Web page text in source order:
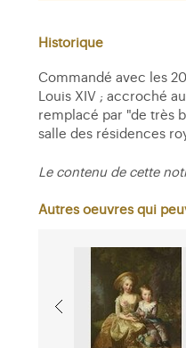
Historique
Commandé avec les
Louis XIV ; accroché
remplacé par "de très
salle des résidences
Le contenu de cette
Autres oeuvres qui